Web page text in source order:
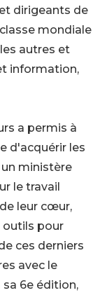
dirigeants de
mondiale
autres et
information,
a permis à
d'acquérir les
ministère
le travail
leur cœur,
outils pour
ces derniers
avec le
6e édition,